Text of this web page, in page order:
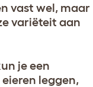
vast wel, maar
variëteit aan
je een
leggen,